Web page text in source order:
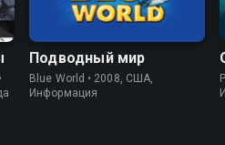
Подводный мир
Blue World • 2008, США,
Информация